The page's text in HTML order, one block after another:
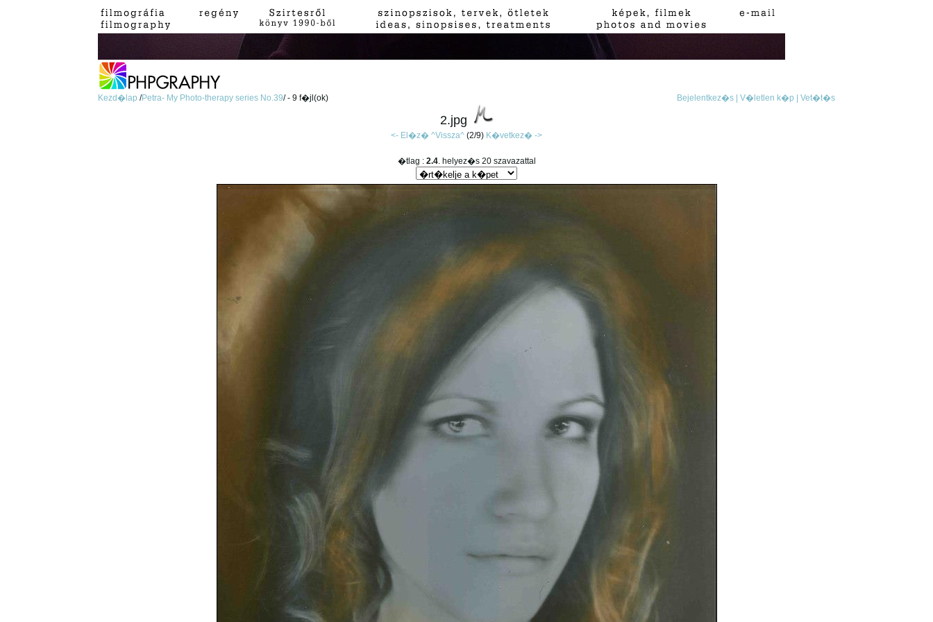
Kezd�lap /Petra- My Photo-therapy series No.39/ - 9 f�jl(ok) Bejelentkez�s | V�letlen k�p | Vet�t�s
2.jpg
<- El�z� ^Vissza^ (2/9) K�vetkez� ->
�tlag : 2.4. helyez�s 20 szavazattal